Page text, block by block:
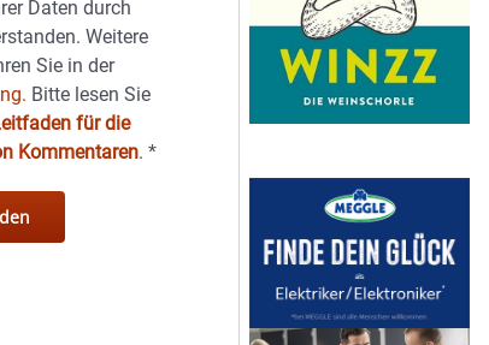
Daten durch
Weitere
Sie in der
Bitte lesen Sie
für die
Kommentaren.*